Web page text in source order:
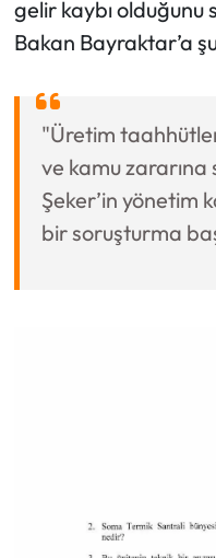
gelir kaybı olduğunu
Bakan Bayraktar’a
"Üretim
ve kamu
Şeker’in yönetim
bir soruşturma